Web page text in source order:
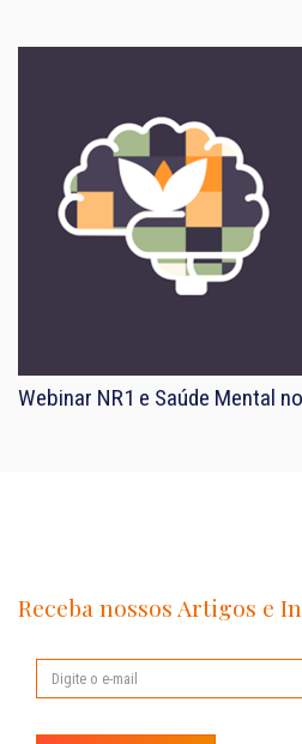
Webinar NR1 e Saúde Mental
Receba nossos Artigos e